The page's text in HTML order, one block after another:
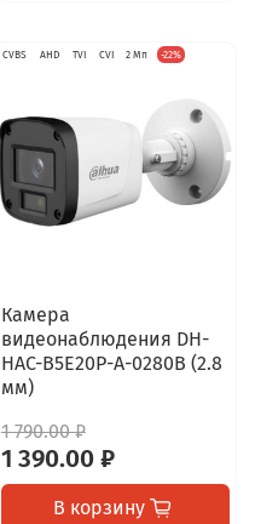
CVBS AHD TVI CVI 2 Мп -22%
Камера
видеонаблюдения DH-
HAC-B5E20P-A-0280B (2.8
мм)
1 790.00 ₽
1 390.00 ₽
В корзину